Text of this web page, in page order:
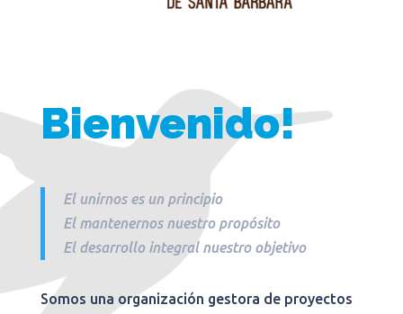
Bienvenido!
El unirnos es un principio
El mantenernos nuestro propósito
El desarrollo integral nuestro objetivo
Somos una organización gestora de proyectos